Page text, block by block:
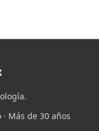
Más de 30 años